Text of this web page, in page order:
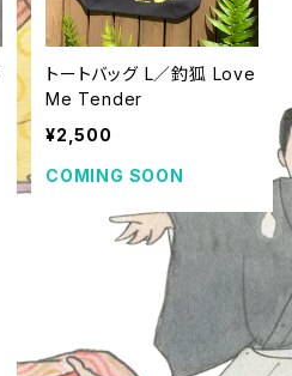
トートバッグ L／釣狐 Love
Me Tender
¥2,500
COMING SOON